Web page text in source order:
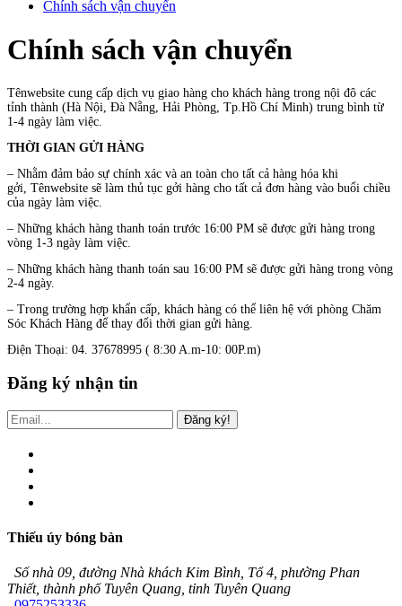
Chính sách vận chuyển
Chính sách vận chuyển
Tênwebsite cung cấp dịch vụ giao hàng cho khách hàng trong nội đô các
tỉnh thành (Hà Nội, Đà Nẵng, Hải Phòng, Tp.Hồ Chí Minh) trung bình từ
1-4 ngày làm việc.
THỜI GIAN GỬI HÀNG
– Nhằm đảm bảo sự chính xác và an toàn cho tất cả hàng hóa khi
gởi, Tênwebsite sẽ làm thủ tục gởi hàng cho tất cả đơn hàng vào buổi chiều
của ngày làm việc.
– Những khách hàng thanh toán trước 16:00 PM sẽ được gửi hàng trong
vòng 1-3 ngày làm việc.
– Những khách hàng thanh toán sau 16:00 PM sẽ được gửi hàng trong vòng
2-4 ngày.
– Trong trường hợp khẩn cấp, khách hàng có thể liên hệ với phòng Chăm
Sóc Khách Hàng để thay đổi thời gian gửi hàng.
Điện Thoại: 04. 37678995 ( 8:30 A.m-10: 00P.m)
Đăng ký nhận tin
Đăng ký!
Thiếu úy bóng bàn
Số nhà 09, đường Nhà khách Kim Bình, Tổ 4, phường Phan
Thiết, thành phố Tuyên Quang, tỉnh Tuyên Quang